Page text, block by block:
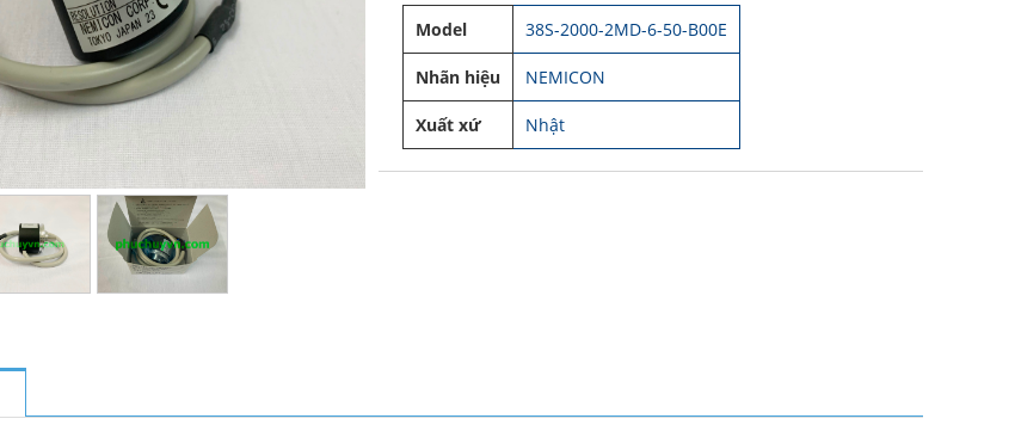
Model
38S-2000-2MD-6-50-B00E
Nhãn hiệu NEMICON
Xuất xứ Nhật